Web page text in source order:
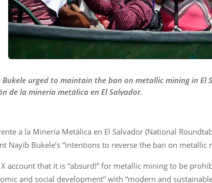
Bukele urged to maintain the ban on metallic mining in
de la minería metálica en El Salvador.
a la Minería Metálica en El Salvador (National
Nayib Bukele’s “intentions to reverse the ban on
account that it is “absurd!” for metallic mining to be
and social development” with “modern and